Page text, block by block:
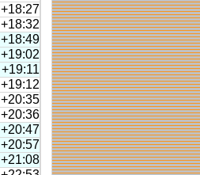
+18:27
+18:32
+18:49
+19:02
+19:11
+19:12
+20:35
+20:36
+20:47
+20:57
+21:08